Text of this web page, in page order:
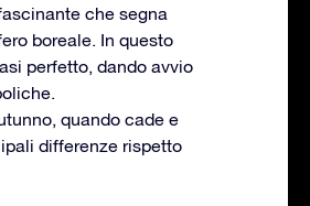
che segna
boreale. In questo
perfetto, dando avvio
quando cade e
differenze rispetto